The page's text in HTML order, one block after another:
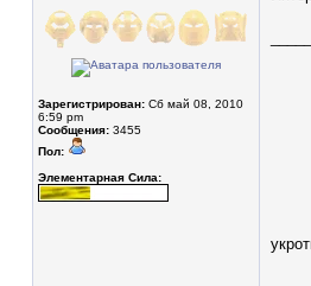
Зарегистрирован: Сб май 08, 2010
6:59 pm
Сообщения: 3455
Пол:
Элементарная Сила: